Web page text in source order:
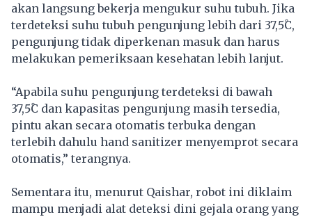
akan langsung bekerja mengukur suhu tubuh. Jika
terdeteksi suhu tubuh pengunjung lebih dari 37,5̊C,
pengunjung tidak diperkenan masuk dan harus
melakukan pemeriksaan kesehatan lebih lanjut.
“Apabila suhu pengunjung terdeteksi di bawah
37,5̊C dan kapasitas pengunjung masih tersedia,
pintu akan secara otomatis terbuka dengan
terlebih dahulu hand sanitizer menyemprot secara
otomatis,” terangnya.
Sementara itu, menurut Qaishar, robot ini diklaim
mampu menjadi alat deteksi dini gejala orang yang